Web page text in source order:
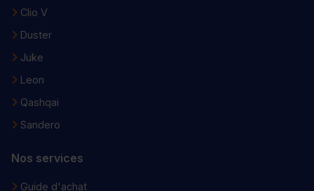
Clio V
Duster
Juke
Leon
Qashqai
Sandero
Nos services
Guide d'achat